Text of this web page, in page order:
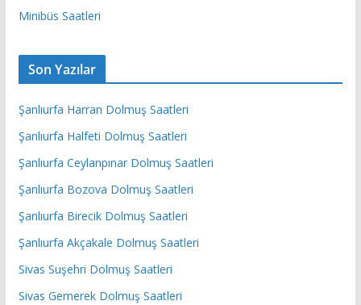
Minibüs Saatleri
Son Yazılar
Şanlıurfa Harran Dolmuş Saatleri
Şanlıurfa Halfeti Dolmuş Saatleri
Şanlıurfa Ceylanpınar Dolmuş Saatleri
Şanlıurfa Bozova Dolmuş Saatleri
Şanlıurfa Birecik Dolmuş Saatleri
Şanlıurfa Akçakale Dolmuş Saatleri
Sivas Suşehri Dolmuş Saatleri
Sivas Gemerek Dolmuş Saatleri